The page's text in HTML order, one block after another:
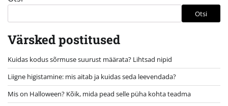
Otsi
Värsked postitused
Kuidas kodus sõrmuse suurust määrata? Lihtsad nipid
Liigne higistamine: mis aitab ja kuidas seda leevendada?
Mis on Halloween? Kõik, mida pead selle püha kohta teadma